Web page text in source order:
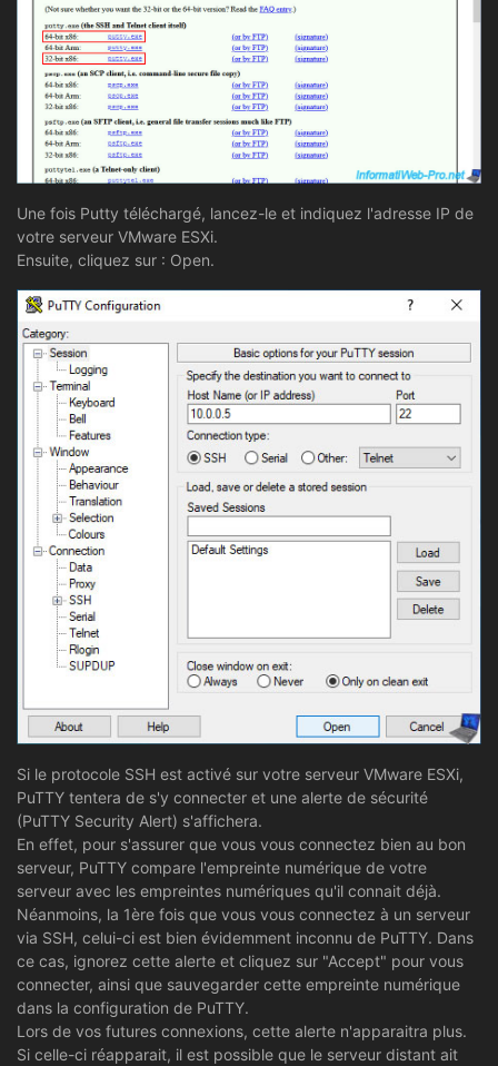
Une fois Putty téléchargé, lancez-le et indiquez l'adresse IP de
votre serveur VMware ESXi.
Ensuite, cliquez sur : Open.
Si le protocole SSH est activé sur votre serveur VMware ESXi,
PuTTY tentera de s'y connecter et une alerte de sécurité
(PuTTY Security Alert) s'affichera.
En effet, pour s'assurer que vous vous connectez bien au bon
serveur, PuTTY compare l'empreinte numérique de votre
serveur avec les empreintes numériques qu'il connait déjà.
Néanmoins, la 1ère fois que vous vous connectez à un serveur
via SSH, celui-ci est bien évidemment inconnu de PuTTY. Dans
ce cas, ignorez cette alerte et cliquez sur "Accept" pour vous
connecter, ainsi que sauvegarder cette empreinte numérique
dans la configuration de PuTTY.
Lors de vos futures connexions, cette alerte n'apparaitra plus.
Si celle-ci réapparait, il est possible que le serveur distant ait